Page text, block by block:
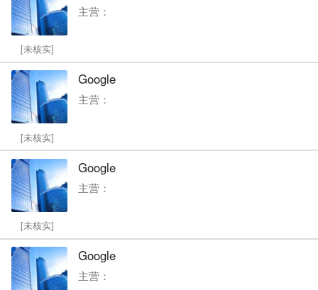
主营：
[未核实]
Google
主营：
[未核实]
Google
主营：
[未核实]
Google
主营：